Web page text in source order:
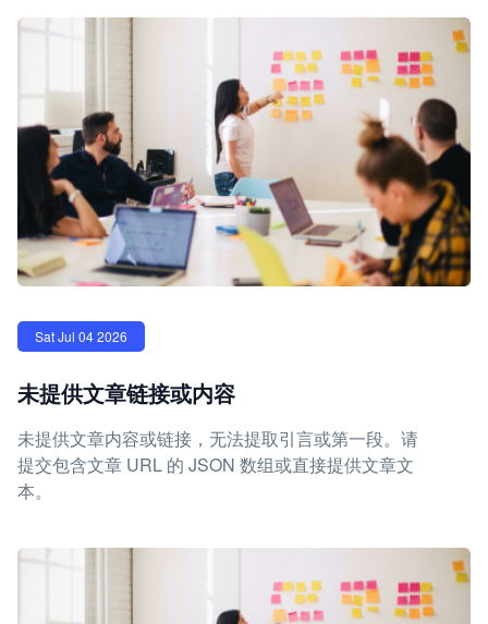
Sat Jul 04 2026
未提供文章链接或内容
未提供文章内容或链接，无法提取引言或第一段。请
提交包含文章 URL 的 JSON 数组或直接提供文章文
本。